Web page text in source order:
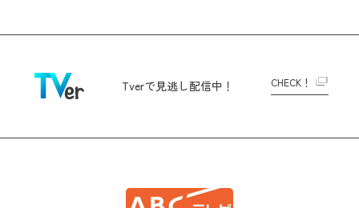
Tverで見逃し配信中！ CHECK！